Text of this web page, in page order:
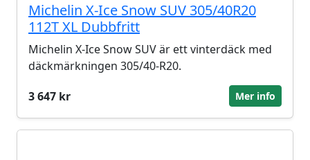
Michelin X-Ice Snow SUV 305/40R20
112T XL Dubbfritt
Michelin X-Ice Snow SUV är ett vinterdäck med
däckmärkningen 305/40-R20.
3 647 kr
Mer info